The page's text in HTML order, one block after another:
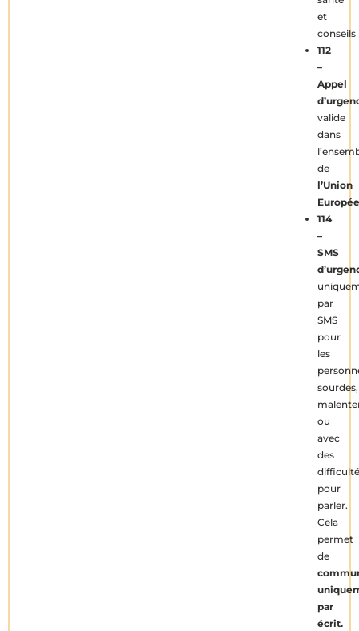
et
conseils
112
–
Appel
valide
dans
de
l’Union
114
–
SMS
par
SMS
pour
les
sourdes,
ou
avec
des
pour
parler.
Cela
permet
de
par
écrit.